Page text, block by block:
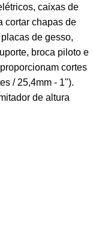
caixas de
cortar chapas de
de gesso,
broca piloto e
cortes
/ 25,4mm - 1").
de altura